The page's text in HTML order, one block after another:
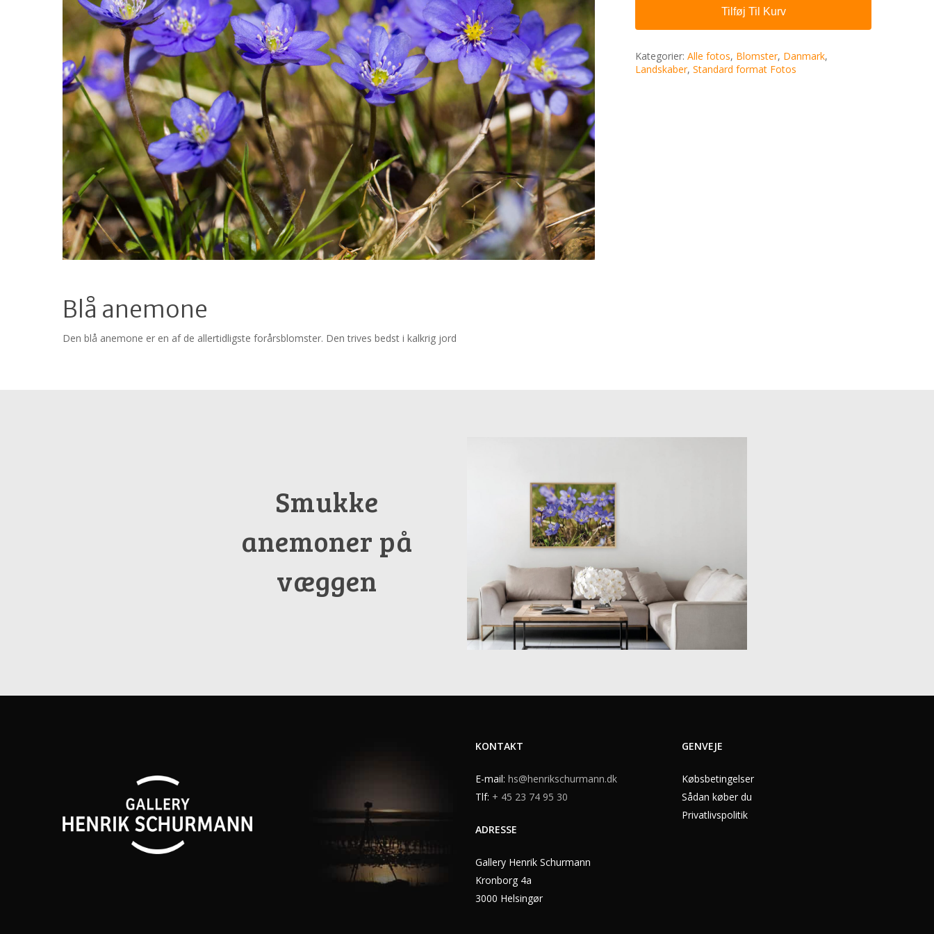
Blå anemone
Den blå anemone er en af de allertidligste forårsblomster. Den trives bedst i kalkrig jord
Tilføj Til Kurv
Kategorier: Alle fotos, Blomster, Danmark,
Landskaber, Standard format Fotos
Smukke
anemoner på
væggen
KONTAKT
E-mail: hs@henrikschurmann.dk
Tlf: + 45 23 74 95 30
ADRESSE
Gallery Henrik Schurmann
Kronborg 4a
3000 Helsingør
GENVEJE
Købsbetingelser
Sådan køber du
Privatlivspolitik